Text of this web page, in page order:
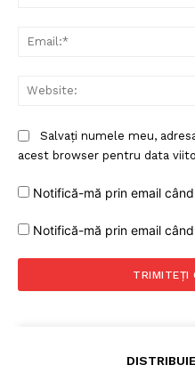
Salvați numele meu,
acest browser pentru data
Notifică-mă prin email
Notifică-mă prin email